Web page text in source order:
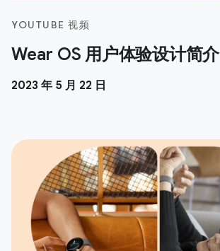
YOUTUBE 视频
Wear OS 用户体验设计简介
2023 年 5 月 22 日